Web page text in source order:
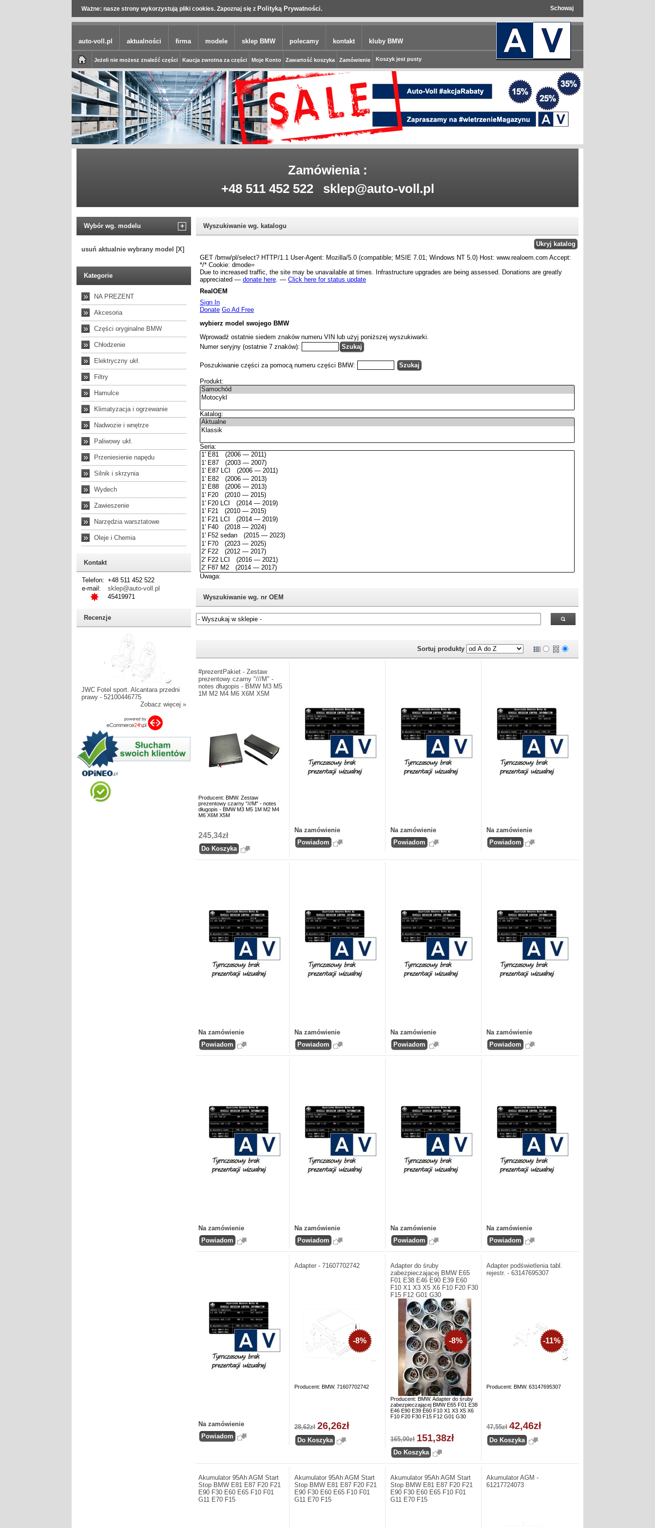
Schowaj
Ważne: nasze strony wykorzystują pliki cookies. Zapoznaj się z Polityką Prywatności.
auto-voll.pl aktualności firma modele sklep BMW polecamy kontakt kluby BMW
Jeżeli nie możesz znaleźć części Kaucja zwrotna za części Moje Konto Zawartość koszyka Zamówienie Koszyk jest pusty
Zamówienia :
+48 511 452 522
sklep@auto-voll.pl
Wybór wg. modelu +
usuń aktualnie wybrany model [X]
Kategorie
» NA PREZENT
» Akcesoria
» Części oryginalne BMW
» Chłodzenie
» Elektryczny ukł.
» Filtry
» Hamulce
» Klimatyzacja i ogrzewanie
» Nadwozie i wnętrze
» Paliwowy ukł.
» Przeniesienie napędu
» Silnik i skrzynia
» Wydech
» Zawieszenie
» Narzędzia warsztatowe
» Oleje i Chemia
Kontakt
Telefon: +48 511 452 522
e-mail:
sklep@auto-voll.pl
45419971
Recenzje
JWC Fotel sport. Alcantara przedni
prawy - 52100446775
Zobacz więcej »
Wyszukiwanie wg. katalogu
Wyszukiwanie wg. nr OEM
Sortuj produkty
#prezentPakiet - Zestaw
prezentowy czarny "///M" -
notes długopis - BMW M3 M5
1M M2 M4 M6 X6M X5M
Producent: BMW. Zestaw
prezentowy czarny "///M" - notes
długopis - BMW M3 M5 1M M2 M4
M6 X6M X5M
245,34zł
Na zamówienie Na zamówienie Na zamówienie
Na zamówienie Na zamówienie Na zamówienie Na zamówienie
Na zamówienie Na zamówienie Na zamówienie Na zamówienie
Na zamówienie
Adapter - 71607702742
Producent: BMW. 71607702742
-8%
28,62zł 26,26zł
Adapter do śruby
zabezpieczającej BMW E65
F01 E38 E46 E90 E39 E60
F10 X1 X3 X5 X6 F10 F20 F30
F15 F12 G01 G30
Producent: BMW. Adapter do śruby
zabezpieczającej BMW E65 F01 E38
E46 E90 E39 E60 F10 X1 X3 X5 X6
F10 F20 F30 F15 F12 G01 G30
-8%
165,00zł 151,38zł
Adapter podświetlenia tabl.
rejestr. - 63147695307
Producent: BMW. 63147695307
-11%
47,55zł 42,46zł
Akumulator 95Ah AGM Start
Stop BMW E81 E87 F20 F21
E90 F30 E60 E65 F10 F01
G11 E70 F15
Akumulator 95Ah AGM Start
Stop BMW E81 E87 F20 F21
E90 F30 E60 E65 F10 F01
G11 E70 F15
Akumulator 95Ah AGM Start
Stop BMW E81 E87 F20 F21
E90 F30 E60 E65 F10 F01
G11 E70 F15
Akumulator AGM -
61217724073